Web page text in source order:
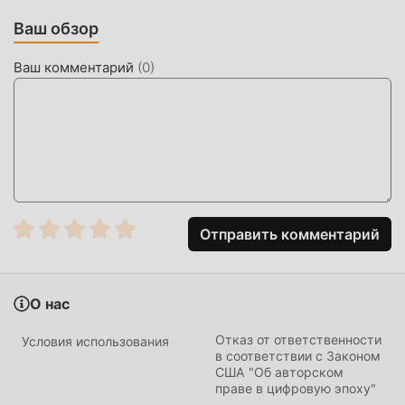
simulation могут в полной мере насладиться счастьем.
принес Girls & City 1.5.0
является как особенностью, так и удовольствием от
игры, но в то же время процесс накопления неизбежно
заставить людей чувствовать усталость, но теперь
повторять немного скучное «накопление». Моды могут
помогая вам сосредоточиться на получении
Ваш обзор
Ваш комментарий (0)
Отправить комментарий
О нас
Условия использования
Отказ от ответственности
в соответствии с Законом
США "Об авторском
праве в цифровую эпоху"